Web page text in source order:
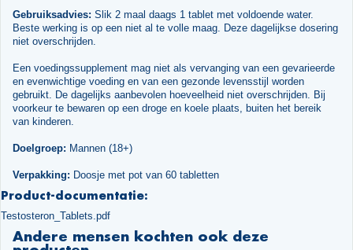
Gebruiksadvies: Slik 2 maal daags 1 tablet met voldoende water.
Beste werking is op een niet al te volle maag. Deze dagelijkse dosering
niet overschrijden.
Een voedingssupplement mag niet als vervanging van een gevarieerde
en evenwichtige voeding en van een gezonde levensstijl worden
gebruikt. De dagelijks aanbevolen hoeveelheid niet overschrijden. Bij
voorkeur te bewaren op een droge en koele plaats, buiten het bereik
van kinderen.
Doelgroep: Mannen (18+)
Verpakking: Doosje met pot van 60 tabletten
Product-documentatie:
Testosteron_Tablets.pdf
Andere mensen kochten ook deze